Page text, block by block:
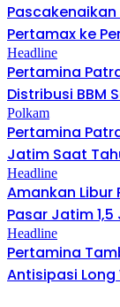
Pertamax ke
Headline
Pertamina
Distribusi BBM
Polkam
Pertamina
Jatim Saat
Headline
Amankan Libur
Pasar Jatim 1,5
Headline
Pertamina
Antisipasi